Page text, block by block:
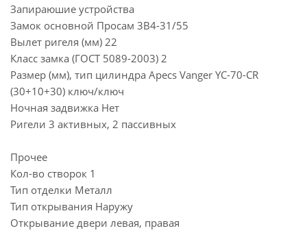
Запираюшие устройства
Замок основной Просам 3В4-31/55
Вылет ригеля (мм) 22
Класс замка (ГОСТ 5089-2003) 2
Размер (мм), тип цилиндра Apecs Vanger YC-70-CR
(30+10+30) ключ/ключ
Ночная задвижка Нет
Ригели 3 активных, 2 пассивных
Прочее
Кол-во створок 1
Тип отделки Металл
Тип открывания Наружу
Открывание двери левая, правая